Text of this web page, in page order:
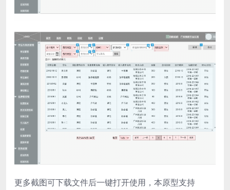
更多截图可下载文件后一键打开使用，本原型支持